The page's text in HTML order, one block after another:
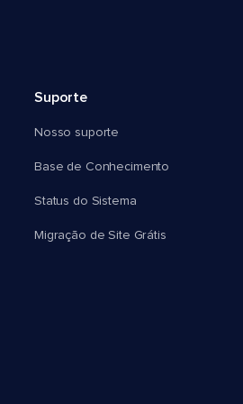
Suporte
Nosso suporte
Base de Conhecimento
Status do Sistema
Migração de Site Grátis